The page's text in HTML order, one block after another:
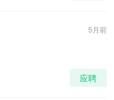
5月前
应聘